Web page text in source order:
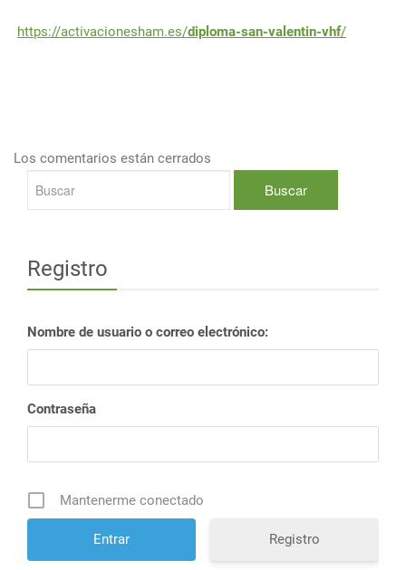
https://activacionesham.es/diploma-san-valentin-vhf/
Los comentarios están cerrados
Registro
Nombre de usuario o correo electrónico:
Contraseña
Mantenerme conectado
Registro